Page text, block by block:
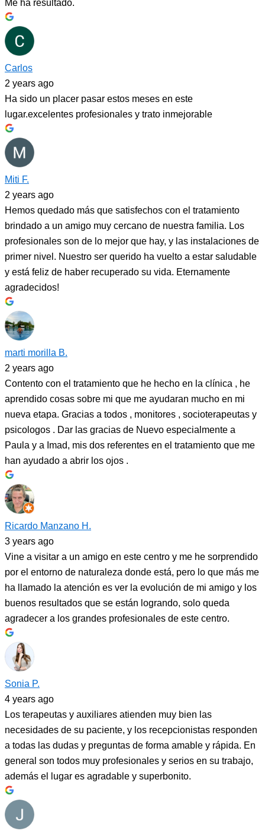
Me ha resultado.
Carlos
2 years ago
Ha sido un placer pasar estos meses en este
lugar.excelentes profesionales y trato inmejorable
Miti F.
2 years ago
Hemos quedado más que satisfechos con el tratamiento
brindado a un amigo muy cercano de nuestra familia. Los
profesionales son de lo mejor que hay, y las instalaciones de
primer nivel. Nuestro ser querido ha vuelto a estar saludable
y está feliz de haber recuperado su vida. Eternamente
agradecidos!
marti morilla B.
2 years ago
Contento con el tratamiento que he hecho en la clínica , he
aprendido cosas sobre mi que me ayudaran mucho en mi
nueva etapa. Gracias a todos , monitores , socioterapeutas y
psicologos . Dar las gracias de Nuevo especialmente a
Paula y a Imad, mis dos referentes en el tratamiento que me
han ayudado a abrir los ojos .
Ricardo Manzano H.
3 years ago
Vine a visitar a un amigo en este centro y me he sorprendido
por el entorno de naturaleza donde está, pero lo que más me
ha llamado la atención es ver la evolución de mi amigo y los
buenos resultados que se están logrando, solo queda
agradecer a los grandes profesionales de este centro.
Sonia P.
4 years ago
Los terapeutas y auxiliares atienden muy bien las
necesidades de su paciente, y los recepcionistas responden
a todas las dudas y preguntas de forma amable y rápida. En
general son todos muy profesionales y serios en su trabajo,
además el lugar es agradable y superbonito.